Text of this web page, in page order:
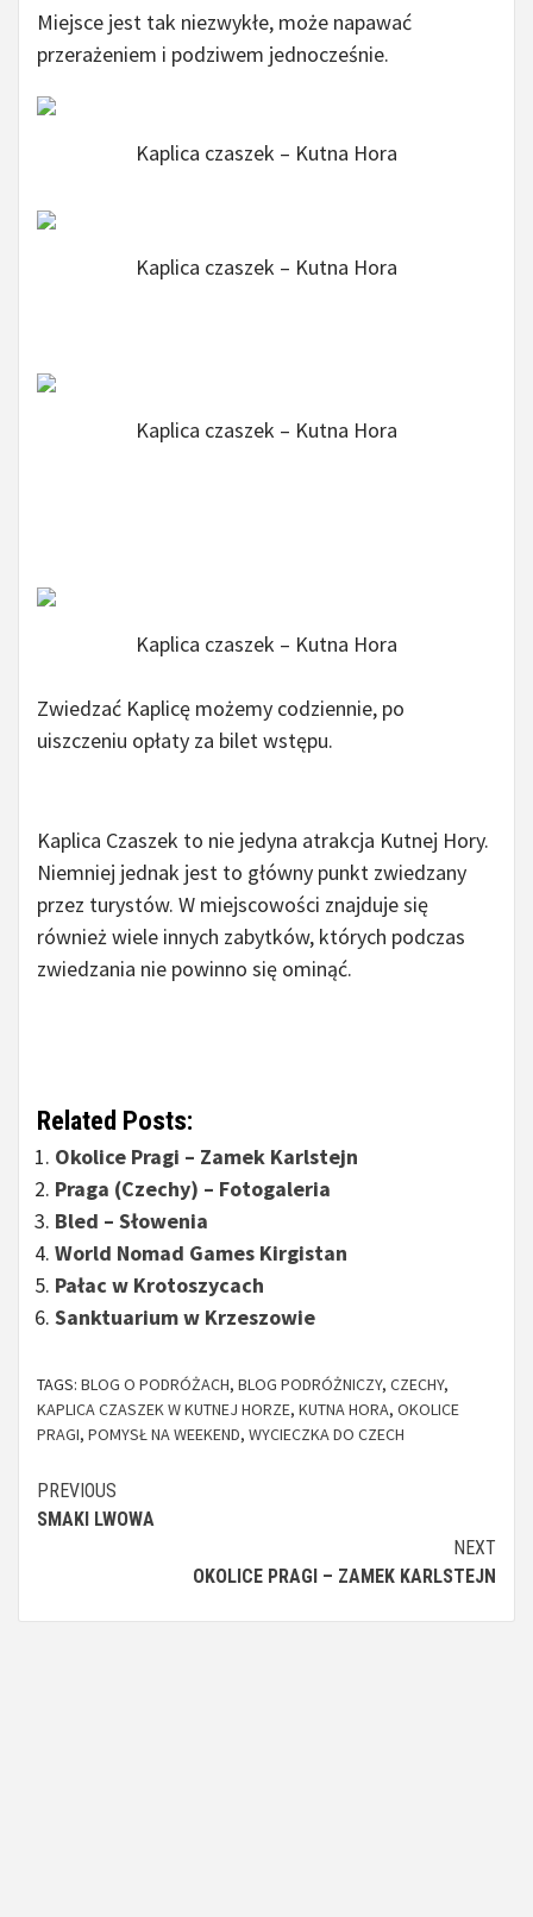
Miejsce jest tak niezwykłe, może napawać
przerażeniem i podziwem jednocześnie.
Kaplica czaszek – Kutna Hora
Kaplica czaszek – Kutna Hora
Kaplica czaszek – Kutna Hora
Kaplica czaszek – Kutna Hora
Zwiedzać Kaplicę możemy codziennie, po
uiszczeniu opłaty za bilet wstępu.
Kaplica Czaszek to nie jedyna atrakcja Kutnej Hory.
Niemniej jednak jest to główny punkt zwiedzany
przez turystów. W miejscowości znajduje się
również wiele innych zabytków, których podczas
zwiedzania nie powinno się ominąć.
Related Posts:
Okolice Pragi – Zamek Karlstejn
Praga (Czechy) – Fotogaleria
Bled – Słowenia
World Nomad Games Kirgistan
Pałac w Krotoszycach
Sanktuarium w Krzeszowie
TAGS: BLOG O PODRÓŻACH, BLOG PODRÓŻNICZY, CZECHY,
KAPLICA CZASZEK W KUTNEJ HORZE, KUTNA HORA, OKOLICE
PRAGI, POMYSŁ NA WEEKEND, WYCIECZKA DO CZECH
Continue
Reading
PREVIOUS
SMAKI LWOWA
NEXT
OKOLICE PRAGI – ZAMEK KARLSTEJN